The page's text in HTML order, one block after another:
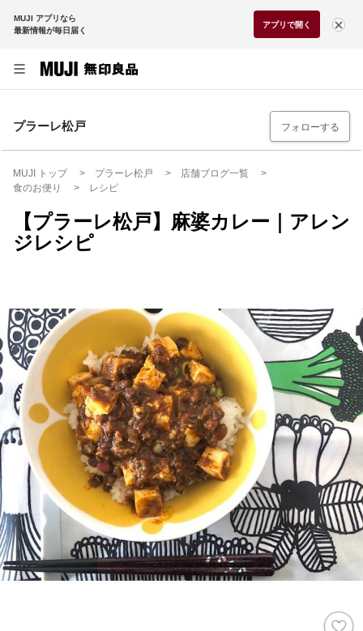
MUJI アプリなら
最新情報が毎日届く
アプリで開く
プラーレ松戸 フォローする
MUJI トップ プラーレ松戸
店舗ブログ一覧
食のお便り
レシピ
【プラーレ松戸】麻婆カレー｜アレン
ジレシピ